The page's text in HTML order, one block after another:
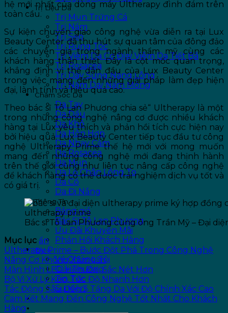
Trị Liệu Da
Trị Mụn Trứng Cá
Trị Nám
Trị Sẹo
Trị Rụng Tóc
Trị Viêm Da Cơ Địa/ Viêm Da Tiết Bã
Trị Rosacea
Trị Dày Sừng Nang Lông
Trị Nấm Da/ Nấm Móng
Chăm Sóc Da
Da Tay
Da Dầu
Da Khô
Da Hỗn Hợp
Da Nhạy Cảm
Da Rosacea
Da Mụn
Da Lỗ Chân Lông To
Da Cổ
Da Đi Nắng
Thông Tin
Bảng giá
Bác Sĩ Tô Lan Phương
Ưu Đãi Khuyến Mãi
Phản Hồi Khách Hàng
Blog
Về Chúng Tôi
Giải Thưởng
Tin Tức
Sự Kiện
ƯU ĐÃI
hệ mới nhất của dòng máy Ultherapy đình đám trên
toàn cầu.
Sự kiện chuyển giao công nghệ vừa diễn ra tại Lux
Beauty Center đã thu hút sự quan tâm của đông đảo
các chuyên gia trong ngành thẩm mỹ cùng các
khách hàng thân thiết. Đây là cột mốc quan trọng,
khẳng định vị thế dẫn đầu của Lux Beauty Center
trong việc mang đến những giải pháp làm đẹp hiện
đại, lành tính và hiệu quả cao.
Theo bác sĩ Tô Lan Phương chia sẻ“ Ultherapy là một
trong những công nghệ nâng cơ được nhiều khách
hàng tại Lux yêu thích và phản hồi tích cực hiện nay
bởi hiệu quả. Lux Beauty Center tiếp tục đầu tư công
nghệ Ultherapy Prime thế hệ mới với mong muốn
mang đến những công nghệ mới đang thịnh hành
trên thế giới cũng như liên tục nâng cấp công nghệ
để khách hàng có thể được trải nghiệm dịch vụ tốt và
có giá trị.
Bác sĩ Tô Lan Phương cùng ông Trần Mỹ – Đại
Mục lục ẩn
Ultherapy Prime – Bước Đột Phá Trong Công Nghệ
Nâng Cơ Không Xâm Lấn
Màn Hình LED Hiện Đại, Sắc Nét Hơn
Bộ Vi Xử Lý Kép, Tốc Độ Nhanh Hơn
Tác Động Sâu Đến 3 Tầng Da Với Độ Chính Xác Cao
Cam Kết Mang Đến Công Nghệ Tốt Nhất Cho Khách
Hàng